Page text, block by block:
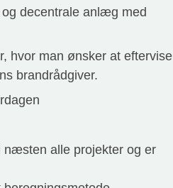
decentrale anlæg med
hvor man ønsker at eftervise
brandrådgiver.
næsten alle projekter og er